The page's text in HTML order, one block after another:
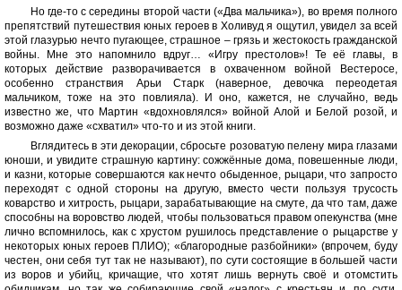
Но где-то с середины второй части («Два мальчика»), во время полного
препятствий путешествия юных героев в Холивуд я ощутил, увидел за всей
этой глазурью нечто пугающее, страшное – грязь и жестокость гражданской
войны. Мне это напомнило вдруг… «Игру престолов»! Те её главы, в
которых действие разворачивается в охваченном войной Вестеросе,
особенно странствия Арьи Старк (наверное, девочка переодетая
мальчиком, тоже на это повлияла). И оно, кажется, не случайно, ведь
известно же, что Мартин «вдохновлялся» войной Алой и Белой розой, и
возможно даже «схватил» что-то и из этой книги.
Вглядитесь в эти декорации, сбросьте розоватую пелену мира глазами
юноши, и увидите страшную картину: сожжённые дома, повешенные люди,
и казни, которые совершаются как нечто обыденное, рыцари, что запросто
переходят с одной стороны на другую, вместо чести пользуя трусость
коварство и хитрость, рыцари, зарабатывающие на смуте, да что там, даже
способны на воровство людей, чтобы пользоваться правом опекунства (мне
лично вспомнилось, как с хрустом рушилось представление о рыцарстве у
некоторых юных героев ПЛИО); «благородные разбойники» (впрочем, буду
честен, они себя тут так не называют), по сути состоящие в большей части
из воров и убийц, кричащие, что хотят лишь вернуть своё и отомстить